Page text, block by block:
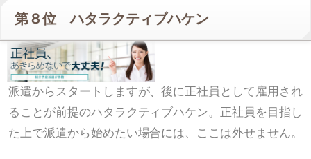
第８位 ハタラクティブハケン
派遣からスタートしますが、後に正社員として雇用され
ることが前提のハタラクティブハケン。正社員を目指し
た上で派遣から始めたい場合には、ここは外せません。